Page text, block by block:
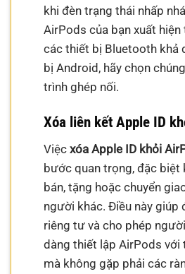
khi đèn trạng thái nhấp
AirPods của bạn xuất
các thiết bị Bluetooth khả
bị Android, hãy chọn
trình ghép nối.
Xóa liên kết Apple ID
Việcxóa Apple ID khỏi
bước quan trọng, đặc biệt
bán, tặng hoặc chuyển
người khác. Điều này giúp
riêng tư và cho phép
dàng thiết lập AirPods với
mà không gặp phải các